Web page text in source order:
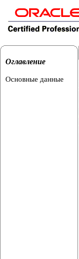
Главная
Оглавление
Основные данные